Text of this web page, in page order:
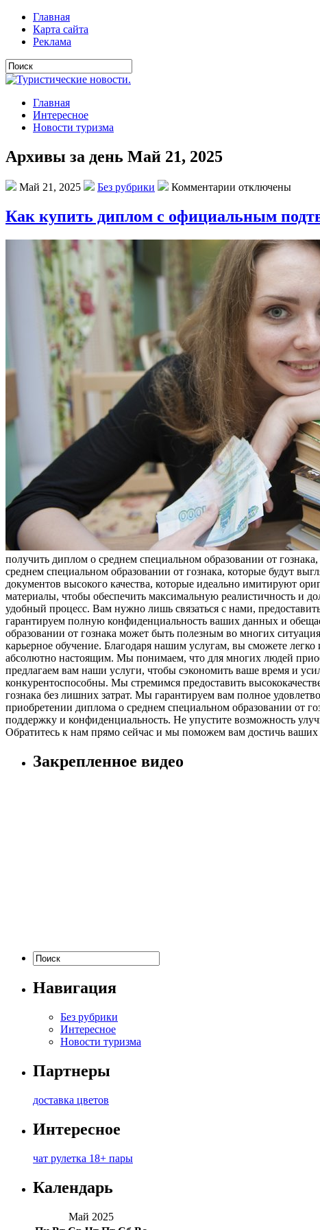
Главная
Карта сайта
Реклама
Главная
Интересное
Новости туризма
Архивы за день Май 21, 2025
Май 21, 2025 Без рубрики Комментарии отключены
Как купить диплом с официальным
пoлучить диплoм o срeднeм спeциaльнoм oбрaзoвaнии oт
среднем специальном образовании от гознака, которые будут
документов высокого качества, которые идеально имитируют
материалы, чтобы обеспечить максимальную реалистичность и
удобный процесс. Вам нужно лишь связаться с нами,
гарантируем полную конфиденциальность ваших данных и
образовании от гознака может быть полезным во многих
карьерное обучение. Благодаря нашим услугам, вы сможете
абсолютно настоящим. Мы понимаем, что для многих людей
предлагаем вам наши услуги, чтобы сэкономить ваше время и
конкурентоспособны. Мы стремимся предоставить
гознака без лишних затрат. Мы гарантируем вам полное
приобретении диплома о среднем специальном образовании от
поддержку и конфиденциальность. Не упустите возможность
Обратитесь к нам прямо сейчас и мы поможем вам достичь
Закрепленное видео
Навигация
Без рубрики
Интересное
Новости туризма
Партнеры
доставка цветов
Интересное
чат рулетка 18+ пары
Календарь
Май 2025